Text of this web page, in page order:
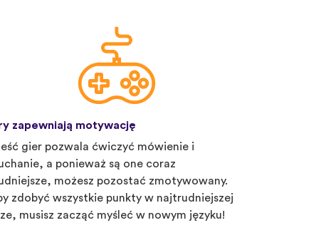
zapewniają motywację
gier pozwala ćwiczyć mówienie i
a ponieważ są one coraz
możesz pozostać zmotywowany.
zdobyć wszystkie punkty w najtrudniejszej
musisz zacząć myśleć w nowym języku!